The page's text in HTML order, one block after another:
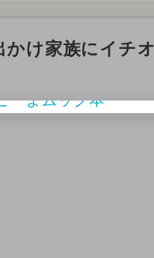
かけ家族にイチ